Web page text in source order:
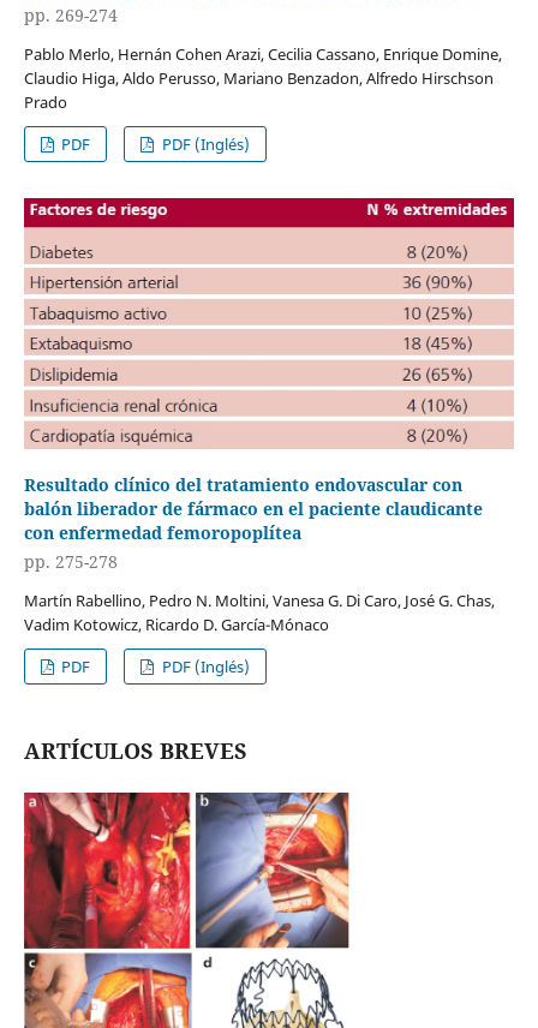
pp. 269-274
Pablo Merlo, Hernán Cohen Arazi, Cecilia Cassano, Enrique Domine,
Claudio Higa, Aldo Perusso, Mariano Benzadon, Alfredo Hirschson
Prado
PDF
PDF (Inglés)
Resultado clínico del tratamiento endovascular con
balón liberador de fármaco en el paciente claudicante
con enfermedad femoropoplítea
pp. 275-278
Martín Rabellino, Pedro N. Moltini, Vanesa G. Di Caro, José G. Chas,
Vadim Kotowicz, Ricardo D. García-Mónaco
PDF
PDF (Inglés)
ARTÍCULOS BREVES